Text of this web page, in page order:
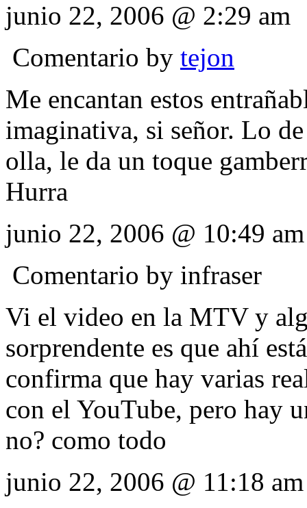
junio 22, 2006 @ 2:29 am
Comentario by tejon
Me encantan estos
imaginativa, si señor. Lo
olla, le da un toque
Hurra
junio 22, 2006 @ 10:49 am
Comentario by infraser
Vi el video en la MTV y
sorprendente es que ahí
confirma que hay varias
con el YouTube, pero hay
no? como todo
junio 22, 2006 @ 11:18 am